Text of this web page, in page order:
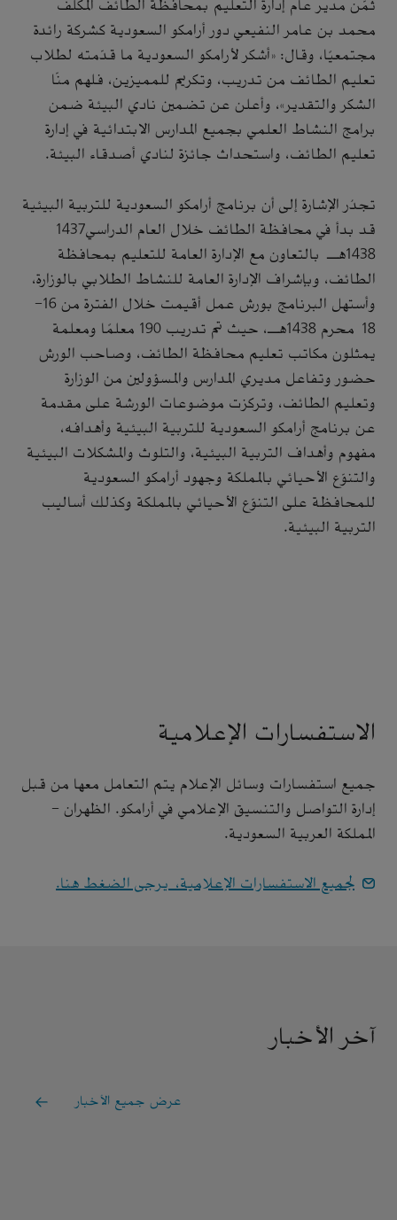
ثمّن مدير عام إدارة التعليم بمحافظة الطائف المكلّف
محمد بن عامر النفيعي دور أرامكو السعودية كشركة رائدة
مجتمعيًا، وقال: «أشكر لأرامكو السعودية ما قدّمته لطلاب
تعليم الطائف من تدريب، وتكريم للمميزين، فلهم منّا
الشكر والتقدير»، وأعلن عن تضمين نادي البيئة ضمن
برامج النشاط العلمي بجميع المدارس الابتدائية في إدارة
تعليم الطائف، واستحداث جائزة لنادي أصدقاء البيئة.
تجدُر الإشارة إلى أن برنامج أرامكو السعودية للتربية البيئية
قد بدأ في محافظة الطائف خلال العام الدراسي1437
1438هـ بالتعاون مع الإدارة العامة للتعليم بمحافظة
الطائف، وبإشراف الإدارة العامة للنشاط الطلابي بالوزارة،
وأستهل البرنامج بورش عمل أقيمت خلال الفترة من 16-
18 محرم 1438هـ، حيث تم تدريب 190 معلمًا ومعلمة
يمثلون مكاتب تعليم محافظة الطائف، وصاحب الورش
حضور وتفاعل مديري المدارس والمسؤولين من الوزارة
وتعليم الطائف، وتركزت موضوعات الورشة على مقدمة
عن برنامج أرامكو السعودية للتربية البيئية وأهدافه،
مفهوم وأهداف التربية البيئية، والتلوث والمشكلات البيئية
والتنوّع الأحيائي بالمملكة وجهود أرامكو السعودية
للمحافظة على التنوّع الأحيائي بالمملكة وكذلك أساليب
التربية البيئية.
الاستفسارات الإعلامية
جميع استفسارات وسائل الإعلام يتم التعامل معها من قبل
إدارة التواصل والتنسيق الإعلامي في أرامكو. الظهران -
المملكة العربية السعودية.
لجميع الاستفسارات الإعلامية، يرجى الضغط هنا.
آخر الأخبار
عرض جميع الأخبار